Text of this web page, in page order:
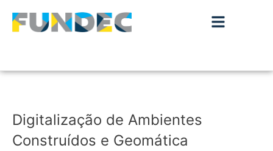
Digitalização de Ambientes
Construídos e Geomática